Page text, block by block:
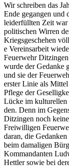
Wir schreiben das
Ende gegangen und
leiderfüllten Zeit war
politischen Wirren
Kriegsgeschehen
e Vereinsarbeit
Feuerwehr
wurde der Gedanke
und sie der
erster Linie als
Pflege der
Lücke im kulturellen
den. Denn im
Ditzingen noch
Freiwilligen
daran, die
beim damaligen
Kommandanten
Hettler sowie bei